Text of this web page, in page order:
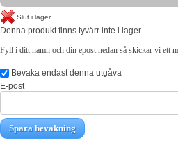
Slut i lager.
Denna produkt finns tyvärr inte i lager.
Fyll i ditt namn och din epost nedan så skickar vi ett
Bevaka endast denna utgåva
E-post
Spara bevakning